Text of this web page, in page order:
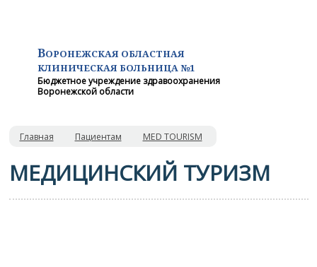
ВОРОНЕЖСКАЯ ОБЛАСТНАЯ
КЛИНИЧЕСКАЯ БОЛЬНИЦА №1
Бюджетное учреждение здравоохранения
Воронежской области
Главная Пациентам MED TOURISM
МЕДИЦИНСКИЙ ТУРИЗМ